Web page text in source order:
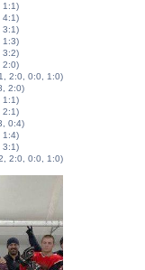
1:1)
4:1)
3:1)
1:3)
3:2)
2:0)
2:0, 0:0, 1:0)
2:0)
1:1)
2:1)
0:4)
1:4)
3:1)
2:0, 0:0, 1:0)